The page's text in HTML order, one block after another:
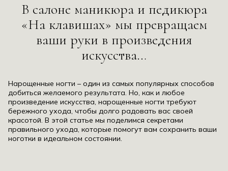
ОТПРАВИТЬ
Нажимая на кнопку «Отправить» я даю согласие на
обработку персональных данных
Нажимая на кнопку «Отправить» я даю согласие на
обработку персональных данных
В салоне маникюра и педикюра
«На клавишах» мы превращаем
ваши руки в произведения
искусства…
Нарощенные ногти – один из самых популярных способов
добиться желаемого результата. Но, как и любое
произведение искусства, нарощенные ногти требуют
бережного ухода, чтобы долго радовать вас своей
красотой. В этой статье мы поделимся секретами
правильного ухода, которые помогут вам сохранить ваши
ноготки в идеальном состоянии.